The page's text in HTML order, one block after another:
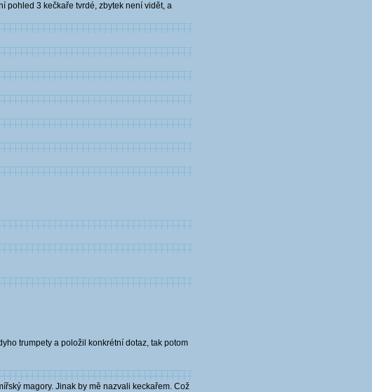
pohled 3 kečkaře tvrdé, zbytek není vidět, a
trumpety a položil konkrétní dotaz, tak potom
magory. Jinak by mě nazvali keckařem. Což